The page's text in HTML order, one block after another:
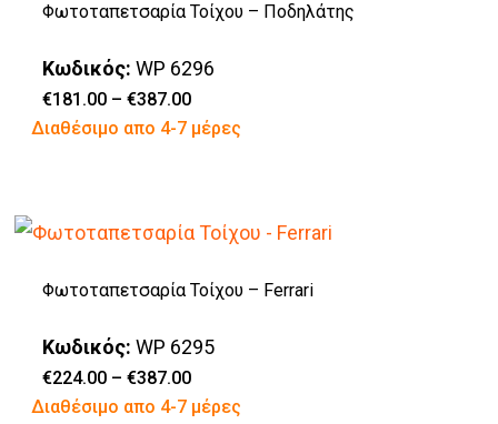
προϊόντος
παραλλαγές.
Οι
επιλογές
μπορούν
στη
προϊόντος
Φωτοταπετσαρία Τοίχου – Ποδηλάτης
Κωδικός: WP 6296
€181.00 – €387.00Price
range:
€181.00
Διαθέσιμο απο 4-7 μέρες
Αυτό
έχει
παραλλαγές.
Οι
επιλογές
μπορούν
Φωτοταπετσαρία Τοίχου – Ferrari
Κωδικός: WP 6295
€224.00 – €387.00Price
range:
€224.00
Διαθέσιμο απο 4-7 μέρες
Αυτό